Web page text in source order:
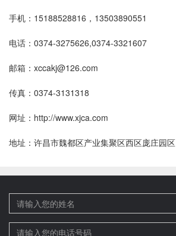
手机：15188528816，13503890551
电话：0374-3275626,0374-3321607
邮箱： xccakj@126.com
传真：0374-3131318
网址：http://www.xjca.com
地址：许昌市魏都区产业集聚区西区庞庄园区